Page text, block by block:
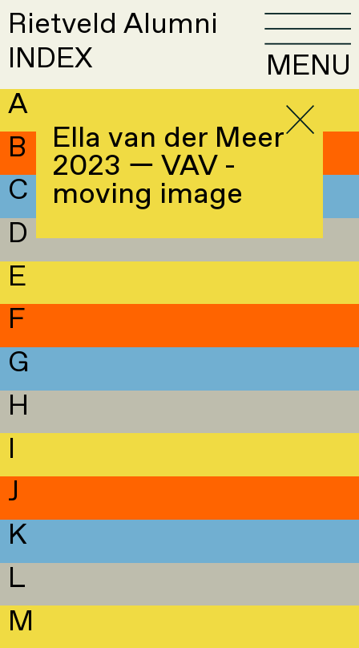
Rietveld Alumni
INDEX
MENU
A
B
C
D
E
F
G
H
I
J
K
L
M
Ella van der Meer
2023 — VAV -
moving image